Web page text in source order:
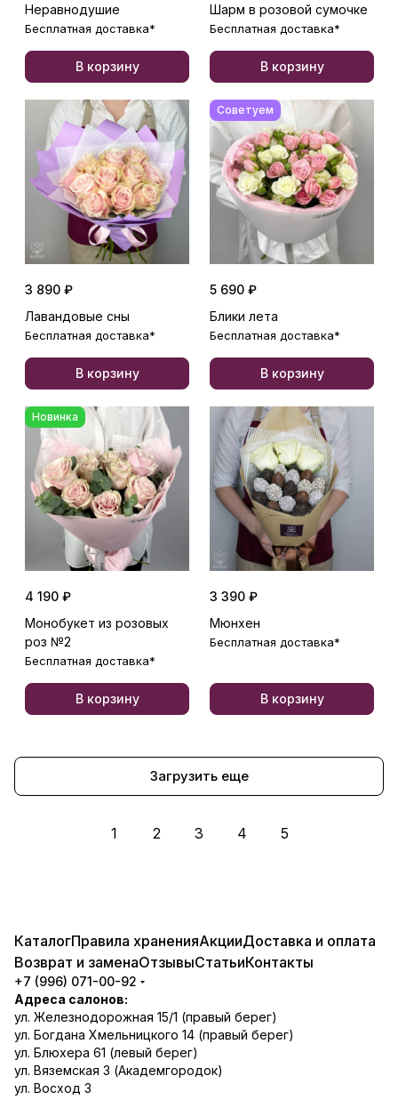
Неравнодушие
Бесплатная доставка*
В корзину
Шарм в розовой сумочке
Бесплатная доставка*
В корзину
3 890 ₽
Лавандовые сны
Бесплатная доставка*
В корзину
Советуем
5 690 ₽
Блики лета
Бесплатная доставка*
В корзину
Новинка
4 190 ₽
Монобукет из розовых
роз №2
Бесплатная доставка*
В корзину
3 390 ₽
Мюнхен
Бесплатная доставка*
В корзину
Загрузить еще
1 2 3 4 5
КаталогПравила храненияАкцииДоставка и оплата
Возврат и заменаОтзывыСтатьиКонтакты
+7 (996) 071-00-92
Адреса салонов:
ул. Железнодорожная 15/1 (правый берег)
ул. Богдана Хмельницкого 14 (правый берег)
ул. Блюхера 61 (левый берег)
ул. Вяземская 3 (Академгородок)
ул. Восход 3